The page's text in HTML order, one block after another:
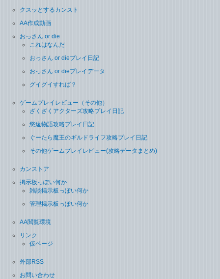
クスッとするカンスト
AA作成動画
おっさん or die
これはなんだ
おっさん or dieプレイ日記
おっさん or dieプレイデータ
グイグイすれば？
ゲームプレイレビュー（その他）
ざくざくアクターズ攻略プレイ日記
悠遠物語攻略プレイ日記
ぐーたら魔王のギルドライフ攻略プレイ日記
その他ゲームプレイレビュー(攻略データまとめ)
カンストア
掲示板っぽい何か
雑談掲示板っぽい何か
管理掲示板っぽい何か
AA閲覧環境
リンク
仮ページ
外部RSS
お問い合わせ